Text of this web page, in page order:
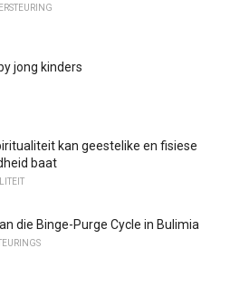
jong kinders
kan geestelike en fisiese
baat
​​die Binge-Purge Cycle in Bulimia